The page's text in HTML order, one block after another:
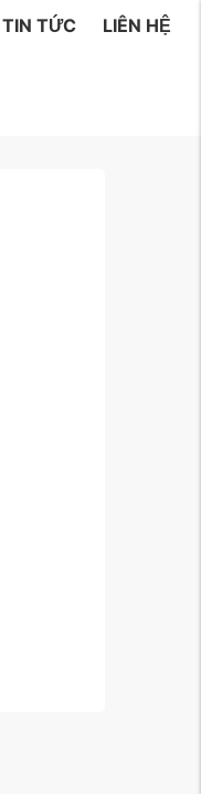
TIN TỨC LIÊN HỆ